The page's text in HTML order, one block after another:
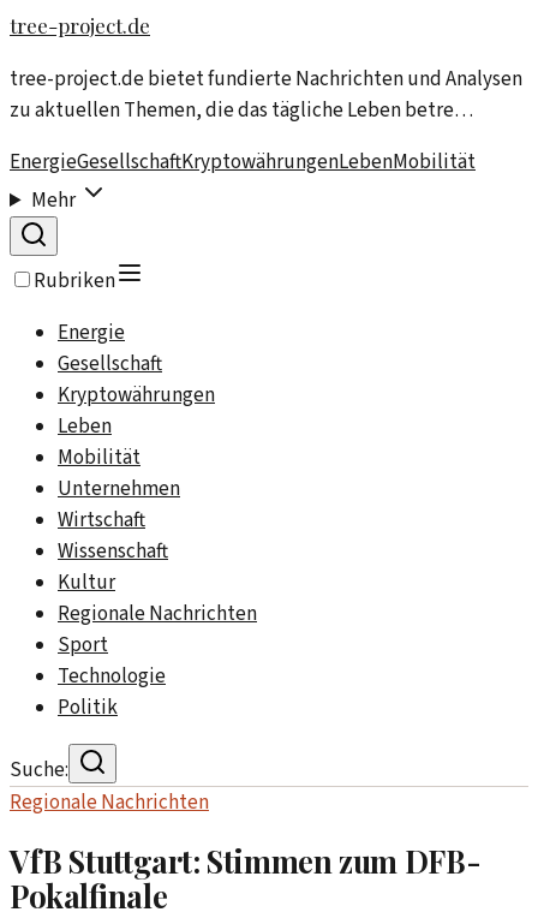
tree-project.de
tree-project.de bietet fundierte Nachrichten und Analysen
zu aktuellen Themen, die das tägliche Leben betre…
EnergieGesellschaftKryptowährungenLebenMobilität
Mehr
Rubriken
Energie
Gesellschaft
Kryptowährungen
Leben
Mobilität
Unternehmen
Wirtschaft
Wissenschaft
Kultur
Regionale Nachrichten
Sport
Technologie
Politik
Suche:
Regionale Nachrichten
VfB Stuttgart: Stimmen zum DFB-
Pokalfinale